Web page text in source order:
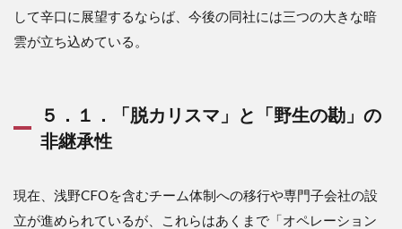
して辛口に展望するならば、今後の同社には三つの大きな暗
雲が立ち込めている。
５．１．「脱カリスマ」と「野生の勘」の
非継承性
現在、浅野CFOを含むチーム体制への移行や専門子会社の設
立が進められているが、これらはあくまで「オペレーション